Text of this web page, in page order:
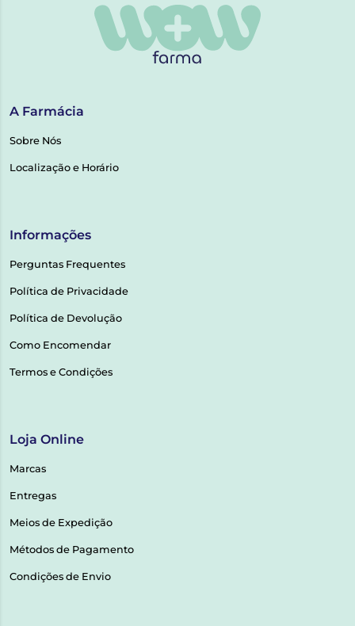
A Farmácia
Sobre Nós
Localização e Horário
Informações
Perguntas Frequentes
Política de Privacidade
Política de Devolução
Como Encomendar
Termos e Condições
Loja Online
Marcas
Entregas
Meios de Expedição
Métodos de Pagamento
Condições de Envio